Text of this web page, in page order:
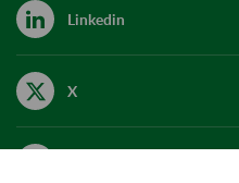
Linkedin
X